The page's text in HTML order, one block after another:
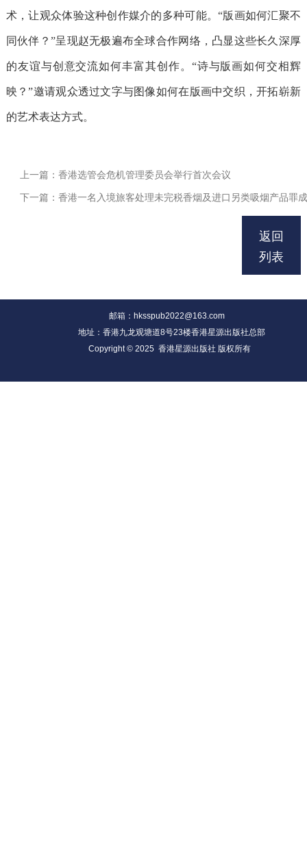
术，让观众体验这种创作媒介的多种可能。“版画如何汇聚不
同伙伴？”呈现赵无极遍布全球合作网络，凸显这些长久深厚
的友谊与创意交流如何丰富其创作。“诗与版画如何交相辉
映？”邀请观众透过文字与图像如何在版画中交织，开拓崭新
的艺术表达方式。
上一篇：香港选管会危机管理委员会举行首次会议
下一篇：香港​一名入境旅客处理未完税香烟及进口另类吸烟产品罪
返回
列表
邮箱：hksspub2022@163.com
地址：香港九龙观塘道8号23楼香港星源出版社总部
Copyright © 2025 香港星源出版社 版权所有